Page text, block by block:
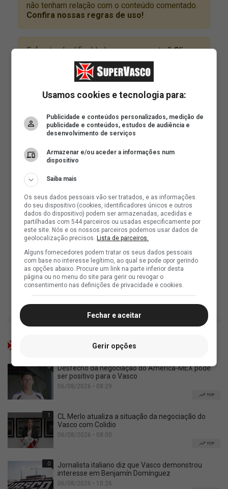
0
Desfecho da negociação do América-MEX pode
ser positivo para o Vasco
06/08/2026 • 08:29
TOP
1
CL Merlo atualiza a situação da negociação do
Vasco com Colidio
06/08/2026 • 08:00
TOP
0
Jornalista italiano diz que Vasco demonstrou
interesse em Benjamín Domínguez
06/08/2026 • 10:26
Usamos cookies e tecnologia para:
Publicidade e conteúdos personalizados, medição de
publicidade e conteúdos, estudos de audiência e
desenvolvimento de serviços
Armazenar e/ou aceder a informações num
dispositivo
Saiba mais
Os seus dados pessoais vão ser tratados, e as informações
do seu dispositivo (cookies, identificadores únicos e outros
dados do dispositivo) podem ser armazenadas, acedidas e
partilhadas com 544 parceiros ou usadas especificamente por
este site. Nós e os nossos parceiros podemos usar dados de
geolocalização precisos.Lista de parceiros.
Alguns fornecedores podem tratar os seus dados pessoais
com base no interesse legítimo, ao qual se pode opor gerindo
as opções abaixo. Procure um link na parte inferior desta
página ou no menu do site para gerir ou revogar o
consentimento nas definições de privacidade e cookies.
Fechar e aceitar
Gerir opções